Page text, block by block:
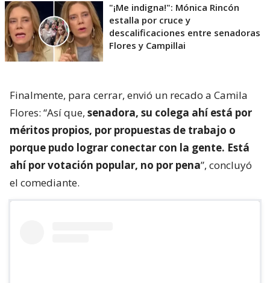
"¡Me indigna!": Mónica Rincón
estalla por cruce y
descalificaciones entre senadoras
Flores y Campillai
Finalmente, para cerrar, envió un recado a Camila
Flores: “Así que, senadora, su colega ahí está por
méritos propios, por propuestas de trabajo o
porque pudo lograr conectar con la gente. Está
ahí por votación popular, no por pena”, concluyó
el comediante.